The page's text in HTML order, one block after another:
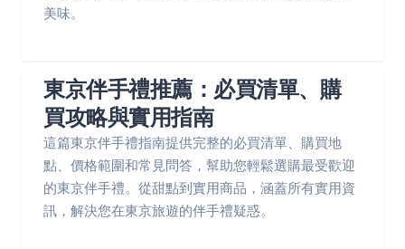
美味。
東京伴手禮推薦：必買清單、購
買攻略與實用指南
這篇東京伴手禮指南提供完整的必買清單、購買地
點、價格範圍和常見問答，幫助您輕鬆選購最受歡迎
的東京伴手禮。從甜點到實用商品，涵蓋所有實用資
訊，解決您在東京旅遊的伴手禮疑惑。